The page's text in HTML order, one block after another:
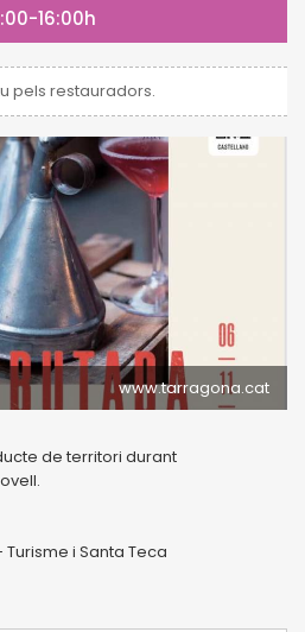
16:00h
pels restauradors.
www.tarragona.cat
de territori durant
i Santa Teca